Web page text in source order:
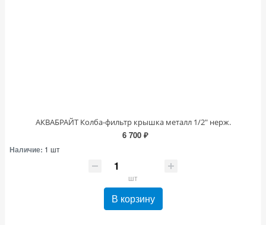
АКВАБРАЙТ Колба-фильтр крышка металл 1/2" нерж.
6 700 ₽
Наличие: 1 шт
шт
В корзину